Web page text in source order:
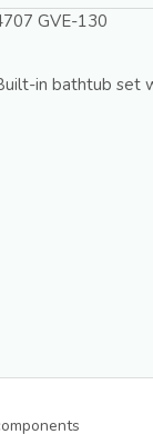
GVE-130
in bathtub set